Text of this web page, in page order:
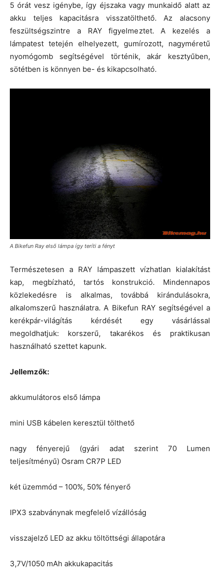
5 órát vesz igénybe, így éjszaka vagy munkaidő alatt az
akku teljes kapacitásra visszatölthető. Az alacsony
feszültségszintre a RAY figyelmeztet. A kezelés a
lámpatest tetején elhelyezett, gumírozott, nagyméretű
nyomógomb segítségével történik, akár kesztyűben,
sötétben is könnyen be- és kikapcsolható.
A Bikefun Ray első lámpa így teríti a fényt
Természetesen a RAY lámpaszett vízhatlan kialakítást
kap, megbízható, tartós konstrukció. Mindennapos
közlekedésre is alkalmas, továbbá kirándulásokra,
alkalomszerű használatra. A Bikefun RAY segítségével a
kerékpár-világítás kérdését egy vásárlással
megoldhatjuk: korszerű, takarékos és praktikusan
használható szettet kapunk.
Jellemzők:
akkumulátoros első lámpa
mini USB kábelen keresztül tölthető
nagy fényerejű (gyári adat szerint 70 Lumen
teljesítményű) Osram CR7P LED
két üzemmód – 100%, 50% fényerő
IPX3 szabványnak megfelelő vízállóság
visszajelző LED az akku töltöttségi állapotára
3,7V/1050 mAh akkukapacitás